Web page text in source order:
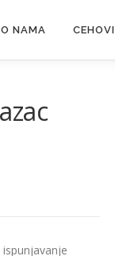
O NAMA CEHOVI